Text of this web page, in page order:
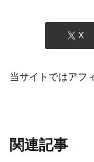
X
当サイトではアフ
関連記事